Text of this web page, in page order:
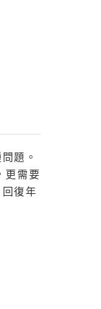
題。
更需要
復年